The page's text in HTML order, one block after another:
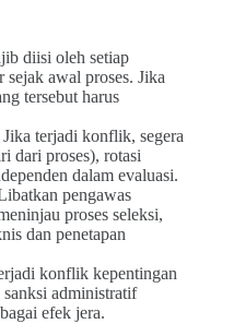
diisi oleh setiap
sejak awal proses. Jika
tersebut harus
Jika terjadi konflik, segera
dari proses), rotasi
dalam evaluasi.
pengawas
proses seleksi,
dan penetapan
konflik kepentingan
administratif
efek jera.